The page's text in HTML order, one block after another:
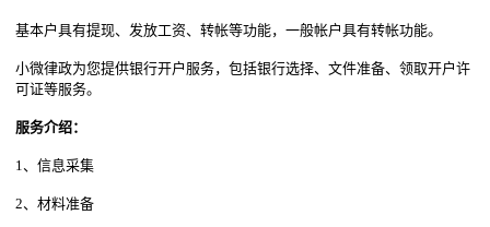
基本户具有提现、发放工资、转帐等功能，一般帐户具有转帐功能。
小微律政为您提供银行开户服务，包括银行选择、文件准备、领取开户许
可证等服务。
服务介绍：
1、信息采集
2、材料准备